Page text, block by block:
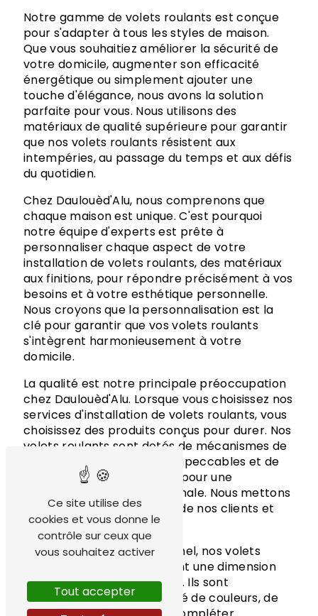
Notre gamme de volets roulants est conçue
pour s'adapter à tous les styles de maison.
Que vous souhaitiez améliorer la sécurité de
votre domicile, augmenter son efficacité
énergétique ou simplement ajouter une
touche d'élégance, nous avons la solution
parfaite pour vous. Nous utilisons des
matériaux de qualité supérieure pour garantir
que nos volets roulants résistent aux
intempéries, au passage du temps et aux défis
du quotidien.
Chez Daulouèd'Alu, nous comprenons que
chaque maison est unique. C'est pourquoi
notre équipe d'experts est prête à
personnaliser chaque aspect de votre
installation de volets roulants, des matériaux
aux finitions, pour répondre précisément à vos
besoins et à votre esthétique personnelle.
Nous croyons que la personnalisation est la
clé pour garantir que vos volets roulants
s'intègrent harmonieusement à votre
domicile.
La qualité est notre principale préoccupation
chez Daulouèd'Alu. Lorsque vous choisissez nos
services d'installation de volets roulants, vous
choisissez des produits conçus pour durer. Nos
volets roulants sont dotés de mécanismes de
haute qualité, de finitions impeccables et de
fonctionnalités innovantes pour une
expérience utilisateur optimale. Nous mettons
l'accent sur la satisfaction de nos clients et
visons toujours l'excellence.
Outre leur aspect fonctionnel, nos volets
roulants ajoutent également une dimension
esthétique à votre domicile. Ils sont
disponibles dans une variété de couleurs, de
Ce site utilise des
cookies et vous donne le
contrôle sur ceux que
vous souhaitez activer
Tout accepter